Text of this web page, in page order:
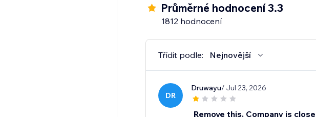
Průměrné hodnocení 3.3
1812 hodnocení
Třídit podle: Nejnovější
DR
Druwayu/ Jul 23, 2026
Remove this. Company is